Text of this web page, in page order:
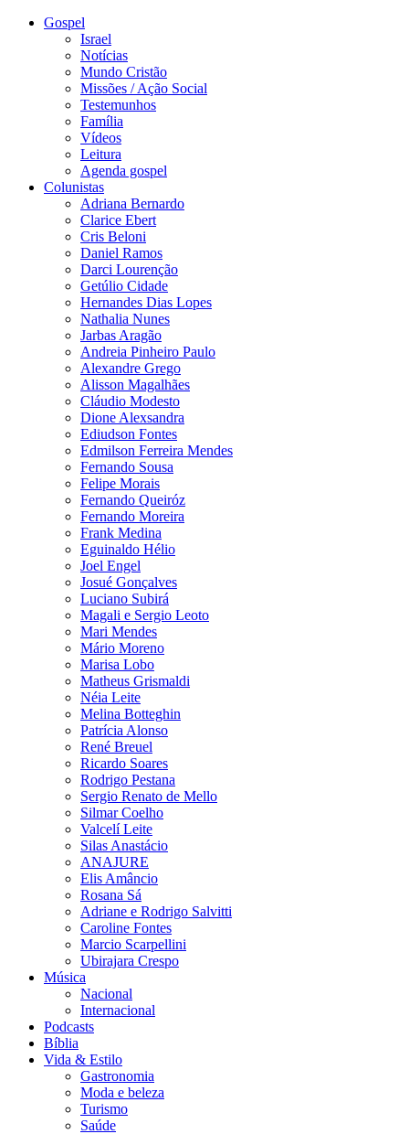
Gospel
Israel
Notícias
Mundo Cristão
Missões / Ação Social
Testemunhos
Família
Vídeos
Leitura
Agenda gospel
Colunistas
Adriana Bernardo
Clarice Ebert
Cris Beloni
Daniel Ramos
Darci Lourenção
Getúlio Cidade
Hernandes Dias Lopes
Nathalia Nunes
Jarbas Aragão
Andreia Pinheiro Paulo
Alexandre Grego
Alisson Magalhães
Cláudio Modesto
Dione Alexsandra
Ediudson Fontes
Edmilson Ferreira Mendes
Fernando Sousa
Felipe Morais
Fernando Queiróz
Fernando Moreira
Frank Medina
Eguinaldo Hélio
Joel Engel
Josué Gonçalves
Luciano Subirá
Magali e Sergio Leoto
Mari Mendes
Mário Moreno
Marisa Lobo
Matheus Grismaldi
Néia Leite
Melina Botteghin
Patrícia Alonso
René Breuel
Ricardo Soares
Rodrigo Pestana
Sergio Renato de Mello
Silmar Coelho
Valcelí Leite
Silas Anastácio
ANAJURE
Elis Amâncio
Rosana Sá
Adriane e Rodrigo Salvitti
Caroline Fontes
Marcio Scarpellini
Ubirajara Crespo
Música
Nacional
Internacional
Podcasts
Bíblia
Vida & Estilo
Gastronomia
Moda e beleza
Turismo
Saúde